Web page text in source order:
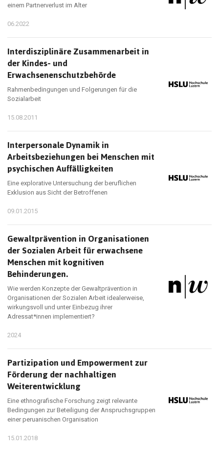
einem Partnerverlust im Alter
06.2022
Interdisziplinäre Zusammenarbeit in
der Kindes- und
Erwachsenenschutzbehörde
Rahmenbedingungen und Folgerungen für die
Sozialarbeit
15.08.2011
Interpersonale Dynamik in
Arbeitsbeziehungen bei Menschen mit
psychischen Auffälligkeiten
Eine explorative Untersuchung der beruflichen
Exklusion aus Sicht der Betroffenen
09.01.2015
Gewaltprävention in Organisationen
der Sozialen Arbeit für erwachsene
Menschen mit kognitiven
Behinderungen.
Wie werden Konzepte der Gewaltprävention in
Organisationen der Sozialen Arbeit idealerweise,
wirkungsvoll und unter Einbezug ihrer
Adressat*innen implementiert?
2024
Partizipation und Empowerment zur
Förderung der nachhaltigen
Weiterentwicklung
Eine ethnografische Forschung zeigt relevante
Bedingungen zur Beteiligung der Anspruchsgruppen
einer peruanischen Organisation
15.01.2018